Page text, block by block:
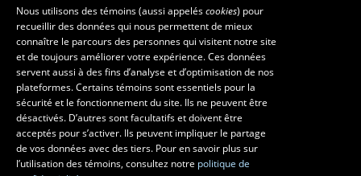
Les écoles et la recherche
École supérieure d’aménagement du territoire et de développement
régional
École d’architecture
École d’art
École de design
Centre de recherche en aménagement et développement
Nous utilisons des témoins (aussi appeléscookies) pour
recueillir des données qui nous permettent de mieux
connaître le parcours des personnes qui visitent notre site
et de toujours améliorer votre expérience. Ces données
servent aussi à des fins d’analyse et d’optimisation de nos
plateformes. Certains témoins sont essentiels pour la
sécurité et le fonctionnement du site. Ils ne peuvent être
désactivés. D’autres sont facultatifs et doivent être
acceptés pour s’activer. Ils peuvent impliquer le partage
de vos données avec des tiers. Pour en savoir plus sur
l’utilisation des témoins, consultez notre politique de